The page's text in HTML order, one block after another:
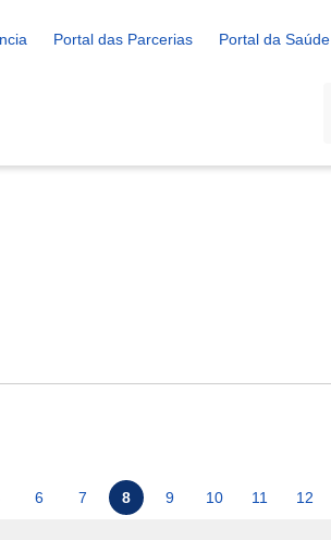
Portal das Parcerias Portal da Saúde
6 7 8 9 10 11 12